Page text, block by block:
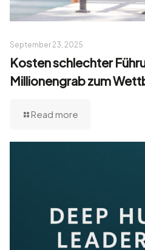
September 23, 2025
Kosten schlechter
Millionengrab zum
Read more